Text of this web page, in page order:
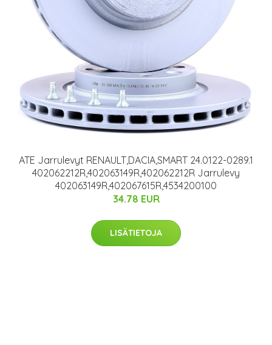
ATE Jarrulevyt RENAULT,DACIA,SMART 24.0122-0289.1
402062212R,402063149R,402062212R Jarrulevy
402063149R,402067615R,4534200100
34.78 EUR
LISÄTIETOJA